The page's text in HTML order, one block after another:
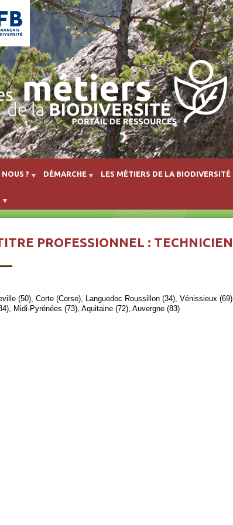
? DÉMARCHE LES MÉTIERS DE LA BIODIVERSITÉ
PROFESSIONNEL :
(50), Corte (Corse), Languedoc Roussillon (34), Vénissieux
Midi-Pyrénées (73), Aquitaine (72), Auvergne (83)